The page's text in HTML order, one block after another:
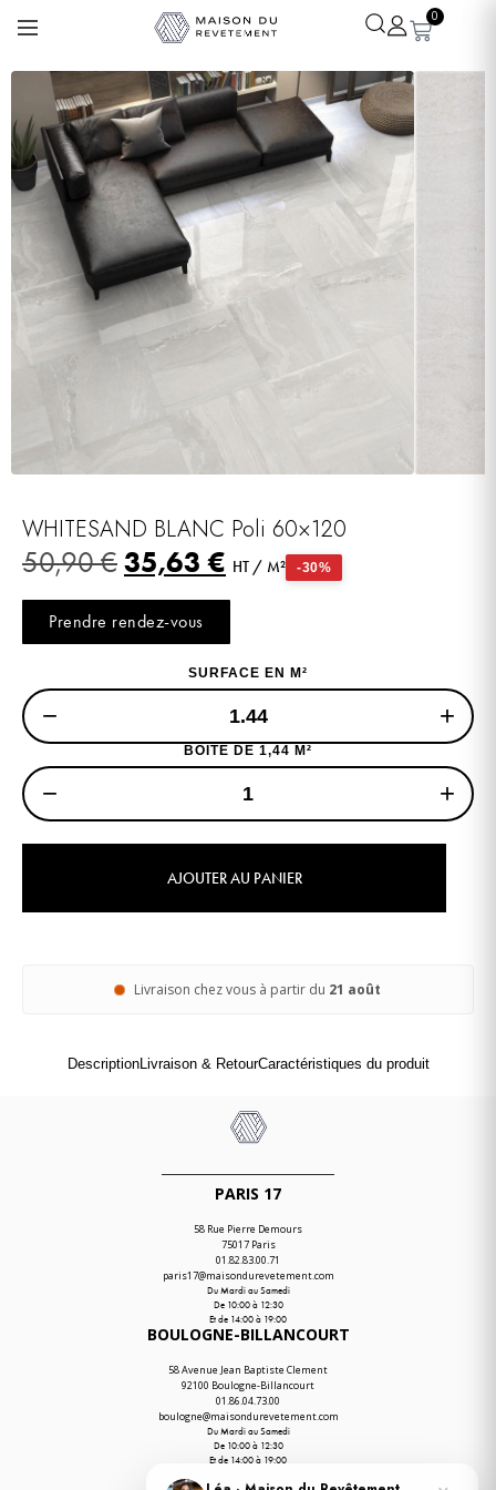
0
WHITESAND BLANC Poli 60×120
50,90€35,63€ HT / M² -30%
Prendre rendez-vous
SURFACE EN M²
− +
BOITE DE 1,44 M²
− +
AJOUTER AU PANIER
Livraison chez vous à partir du 21 août
DescriptionLivraison & RetourCaractéristiques du produit
PARIS 17
58 Rue Pierre Demours
75017 Paris
01.82.83.00.71
paris17@maisondurevetement.com
Du Mardi au Samedi
De 10:00 à 12:30
Et de 14:00 à 19:00
BOULOGNE-BILLANCOURT
58 Avenue Jean Baptiste Clement
92100 Boulogne-Billancourt
01.86.04.73.00
boulogne@maisondurevetement.com
Du Mardi au Samedi
De 10:00 à 12:30
Et de 14:00 à 19:00
Léa
En ligne · Experte revêtements